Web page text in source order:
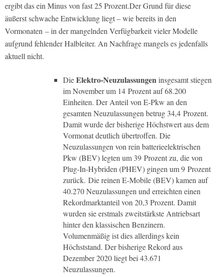
ergibt das ein Minus von fast 25 Prozent.Der Grund für diese
äußerst schwache Entwicklung liegt – wie bereits in den
Vormonaten – in der mangelnden Verfügbarkeit vieler Modelle
aufgrund fehlender Halbleiter. An Nachfrage mangels es jedenfalls
aktuell nicht.
DieElektro-Neuzulassungeninsgesamt stiegen
im November um 14 Prozent auf 68.200
Einheiten. Der Anteil von E-Pkw an den
gesamten Neuzulassungen betrug 34,4 Prozent.
Damit wurde der bisherige Höchstwert aus dem
Vormonat deutlich übertroffen. Die
Neuzulassungen von rein batterieelektrischen
Pkw (BEV) legten um 39 Prozent zu, die von
Plug-In-Hybriden (PHEV) gingen um 9 Prozent
zurück. Die reinen E-Mobile (BEV) kamen auf
40.270 Neuzulassungen und erreichten einen
Rekordmarktanteil von 20,3 Prozent. Damit
wurden sie erstmals zweitstärkste Antriebsart
hinter den klassischen Benzinern.
Volumenmäßig ist dies allerdings kein
Höchststand. Der bisherige Rekord aus
Dezember 2020 liegt bei 43.671
Neuzulassungen.